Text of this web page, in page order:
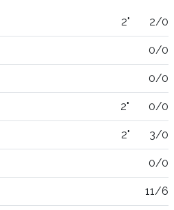
2" 2/0
0/0
0/0
2" 0/0
2" 3/0
0/0
11/6